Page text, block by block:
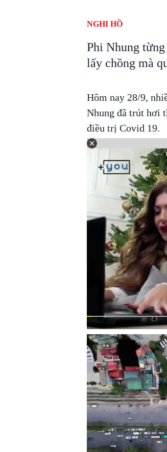
NGHI HỒ
Phi Nhung
lấy chồng mà
Hôm nay 28/9,
Nhung đã trút hơi
điều trị Covid 19.